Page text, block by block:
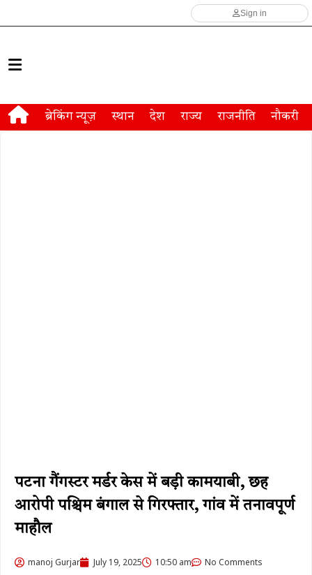
Sign in
ब्रेकिंग न्यूज़ स्थान देश राज्य राजनीति नौकरी
पटना गैंगस्टर मर्डर केस में बड़ी कामयाबी, छह
आरोपी पश्चिम बंगाल से गिरफ्तार, गांव में तनावपूर्ण
माहौल
manoj Gurjar July 19, 2025 10:50 am No Comments